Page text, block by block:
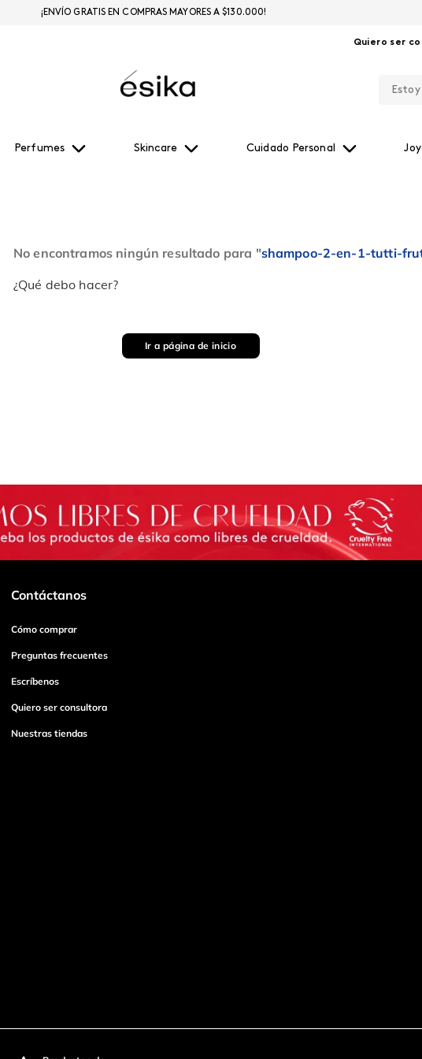
Quiero ser
Perfumes Skincare Cuidado Personal
¡ENVÍO GRATIS EN COMPRAS MAYORES A $130.000!
No encontramos ningún resultado para "shampoo-2-en-1-tutti-
¿Qué debo hacer?
Ir a página de inicio
Contáctanos
Cómo comprar
Preguntas frecuentes
Escríbenos
Quiero ser consultora
Nuestras tiendas